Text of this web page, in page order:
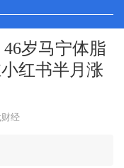
岁马宁体脂
红书半月涨
经